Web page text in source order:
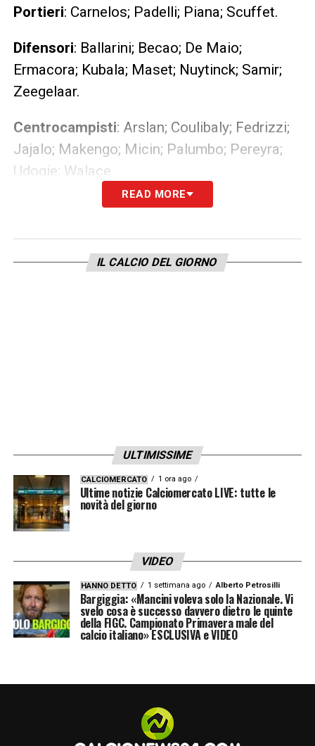
Portieri: Carnelos; Padelli; Piana; Scuffet.
Difensori: Ballarini; Becao; De Maio;
Ermacora; Kubala; Maset; Nuytinck; Samir;
Zeegelaar.
Centrocampisti: Arslan; Coulibaly; Fedrizzi;
Jajalo; Makengo; Micin; Palumbo; Pereyra;
Udogie; Walace.
: Cristo Gonzalez; Deulofeu;
Pussetto; Teodorczyk.
READ MORE
IL CALCIO DEL GIORNO
ULTIMISSIME
CALCIOMERCATO 1 ora ago
Ultime notizie Calciomercato LIVE: tutte le
novità del giorno
VIDEO
HANNO DETTO 1 settimana ago Alberto Petrosilli
Bargiggia: «Mancini voleva solo la Nazionale. Vi
svelo cosa è successo davvero dietro le quinte
della FIGC. Campionato Primavera male del
calcio italiano» ESCLUSIVA e VIDEO